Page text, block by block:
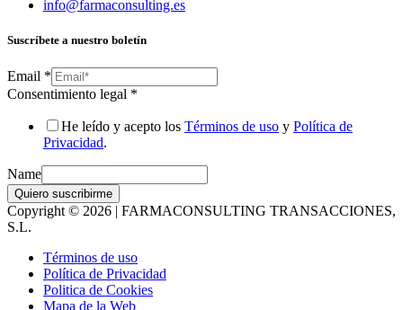
info@farmaconsulting.es
Suscríbete a nuestro boletín
Email *
Consentimiento legal *
He leído y acepto los Términos de uso y Política de
Privacidad.
Name
Quiero suscribirme
Copyright © 2026 | FARMACONSULTING TRANSACCIONES,
S.L.
Términos de uso
Política de Privacidad
Politica de Cookies
Mapa de la Web